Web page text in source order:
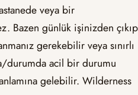
veya bir
Bazen günlük işinizden çıkıp
gerekebilir veya sınırlı
durumda acil bir durumu
gelebilir. Wilderness